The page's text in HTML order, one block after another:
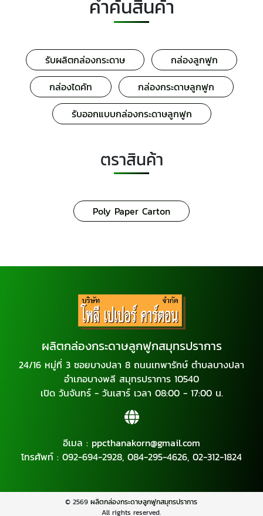
คำค้นสินค้า
รับผลิตกล่องกระดาษ
กล่องลูกฟูก
กล่องไดคัท
กล่องกระดาษลูกฟูก
รับออกแบบกล่องกระดาษลูกฟูก
ตราสินค้า
Poly Paper Carton
ผลิตกล่องกระดาษลูกฟูกสมุทรปราการ
24/16 หมู่ที่ 3 ซอยบางปลา 8 ถนนเทพารักษ์ ตำบลบางปลา
อำเภอบางพลี สมุทรปราการ 10540
เปิด วันจันทร์ - วันเสาร์ เวลา 08:00 - 17:00 น.
อีเมล : ppcthanakorn@gmail.com
โทรศัพท์ : 092-694-2928, 084-295-4626, 02-312-1824
© 2569ผลิตกล่องกระดาษลูกฟูกสมุทรปราการ
All rights reserved.